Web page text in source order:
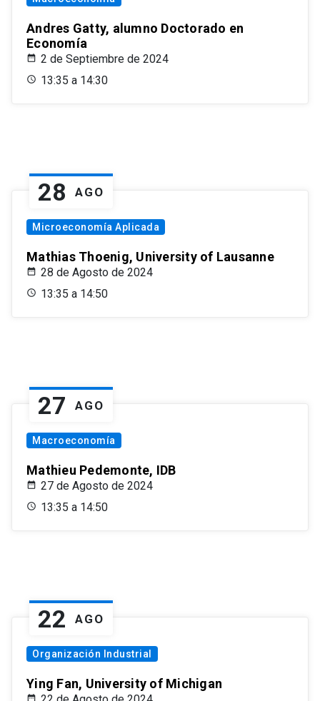
Andres Gatty, alumno Doctorado en
Economía
2 de Septiembre de 2024
13:35 a 14:30
28 AGO
Microeconomía Aplicada
Mathias Thoenig, University of Lausanne
28 de Agosto de 2024
13:35 a 14:50
27 AGO
Macroeconomía
Mathieu Pedemonte, IDB
27 de Agosto de 2024
13:35 a 14:50
22 AGO
Organización Industrial
Ying Fan, University of Michigan